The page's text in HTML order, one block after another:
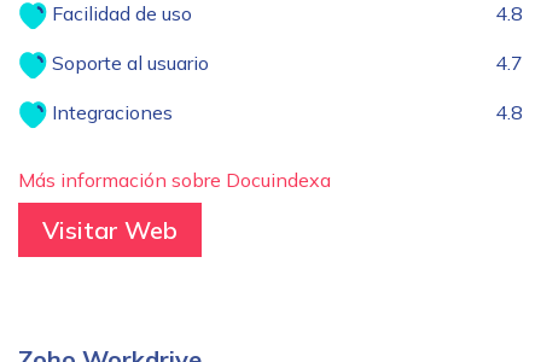
Facilidad de uso 4.8
Soporte al usuario 4.7
Integraciones 4.8
Más información sobre Docuindexa
Visitar Web